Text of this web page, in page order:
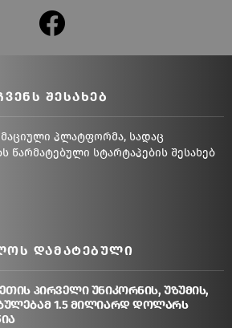
facebook
ᲨᲔᲡᲐᲮᲔᲑ
პლატფორმა, სადაც
წარმატებული სტარტაპების შესახებ
ᲓᲐᲛᲐᲢᲔᲑᲣᲚᲘ
პირველი უნიკორნის, უზუმის,
1.5 მილიარდ დოლარს